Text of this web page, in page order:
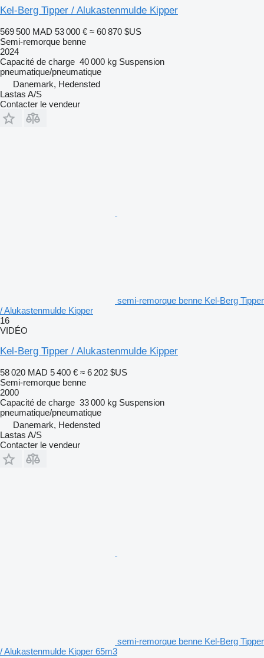
Kel-Berg Tipper / Alukastenmulde Kipper
569 500 MAD 53 000 € ≈ 60 870 $US
Semi-remorque benne
2024
Capacité de charge 40 000 kg Suspension
pneumatique/pneumatique
Danemark, Hedensted
Lastas A/S
Contacter le vendeur
semi-remorque benne Kel-Berg Tipper
/ Alukastenmulde Kipper
16
VIDÉO
Kel-Berg Tipper / Alukastenmulde Kipper
58 020 MAD 5 400 € ≈ 6 202 $US
Semi-remorque benne
2000
Capacité de charge 33 000 kg Suspension
pneumatique/pneumatique
Danemark, Hedensted
Lastas A/S
Contacter le vendeur
semi-remorque benne Kel-Berg Tipper
/ Alukastenmulde Kipper 65m3